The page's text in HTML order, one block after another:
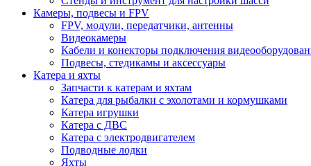
Камеры, подвесы и FPV
FPV, модули, передатчики, антенны
Видеокамеры
Кабели и конекторы подключения
Подвесы, стедикамы и аксессуары
Катера и яхты
Запчасти к катерам и яхтам
Катера для рыбалки с эхолотами и кормушками
Катера игрушки
Катера с ДВС
Катера с электродвигателем
Подводные лодки
Яхты